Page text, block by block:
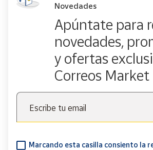
Novedades
Apúntate para
novedades,
y ofertas
Correos Market
Escribe tu email
Marcando esta casilla consiento la